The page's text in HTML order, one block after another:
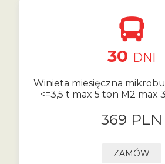
30 DNI
Winieta miesięczna
<=3,5 t max 5 ton M2 max
369 PLN
ZAMÓW